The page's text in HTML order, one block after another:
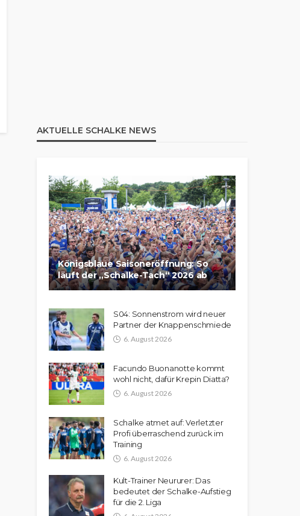
AKTUELLE SCHALKE NEWS
Königsblaue Saisoneröffnung: So
läuft der „Schalke-Tach“ 2026 ab
S04: Sonnenstrom wird neuer
Partner der Knappenschmiede
6. August 2026
Facundo Buonanotte kommt
wohl nicht, dafür Krepin Diatta?
6. August 2026
Schalke atmet auf: Verletzter
Profi überraschend zurück im
Training
6. August 2026
Kult-Trainer Neururer: Das
bedeutet der Schalke-Aufstieg
für die 2. Liga